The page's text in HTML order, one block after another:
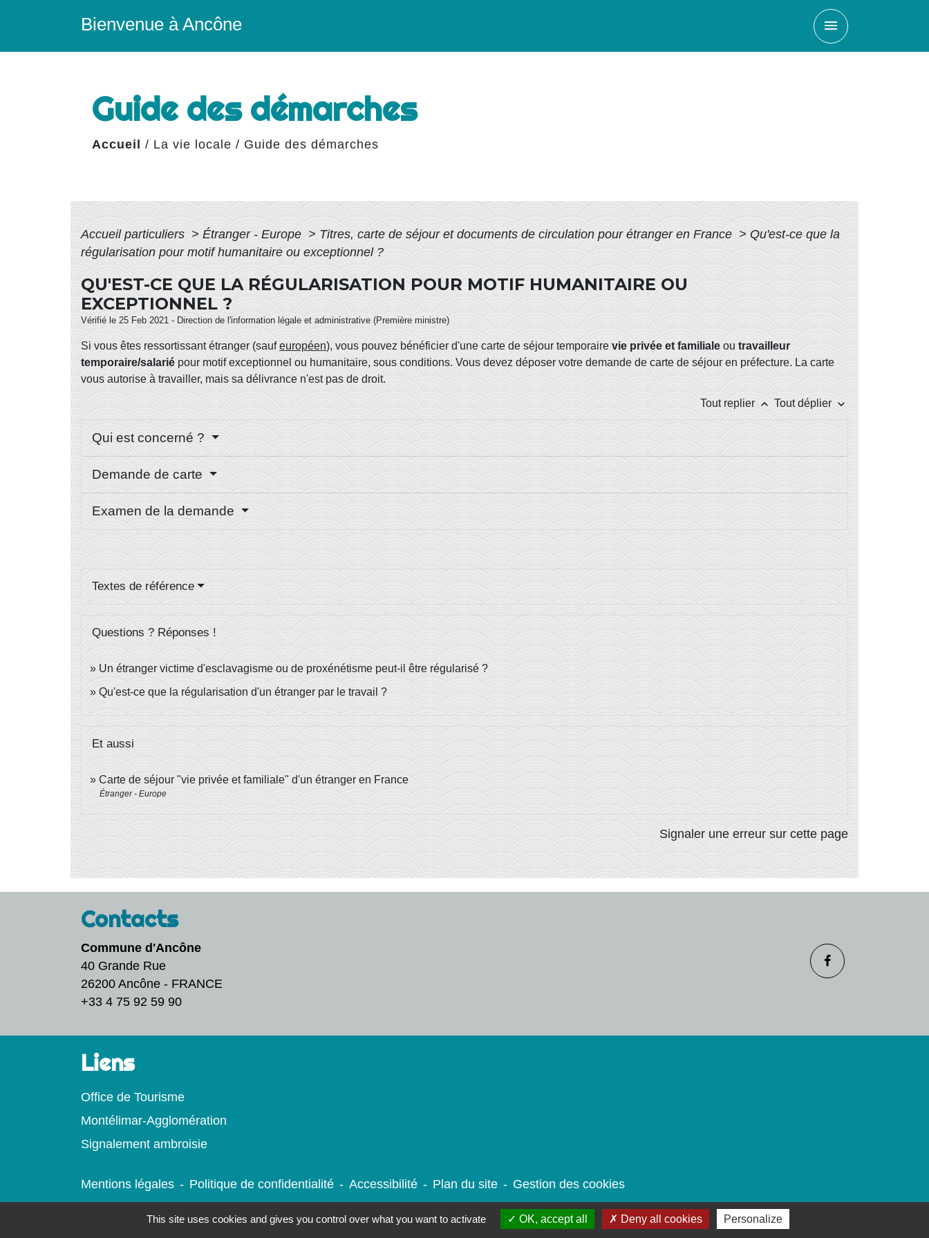
Bienvenue à Ancône menu
Guide des démarches
Accueil / La vie locale / Guide des démarches
Accueil particuliers > Étranger - Europe > Titres, carte de séjour et documents de circulation pour étranger en France > Qu'est-ce que la
régularisation pour motif humanitaire ou exceptionnel ?
QU'EST-CE QUE LA RÉGULARISATION POUR MOTIF HUMANITAIRE OU
EXCEPTIONNEL ?
Vérifié le 25 Feb 2021 - Direction de l'information légale et administrative (Première ministre)
Si vous êtes ressortissant étranger (saufeuropéen), vous pouvez bénéficier d'une carte de séjour temporaire vie privée et familiale ou travailleur
temporaire/salarié pour motif exceptionnel ou humanitaire, sous conditions. Vous devez déposer votre demande de carte de séjour en préfecture. La carte
vous autorise à travailler, mais sa délivrance n'est pas de droit.
Tout replier keyboard_arrow_up Tout déplier keyboard_arrow_down
Qui est concerné ?
Demande de carte
Examen de la demande
Textes de référence
Questions ? Réponses !
Un étranger victime d'esclavagisme ou de proxénétisme peut-il être régularisé ?
Qu'est-ce que la régularisation d'un étranger par le travail ?
Et aussi
Carte de séjour "vie privée et familiale" d'un étranger en France
Étranger - Europe
Signaler une erreur sur cette page
Contacts
Commune d'Ancône
40 Grande Rue
26200 Ancône - FRANCE
+33 4 75 92 59 90
Liens
Office de Tourisme
Montélimar-Agglomération
Signalement ambroisie
Mentions légales - Politique de confidentialité - Accessibilité - Plan du site - Gestion des cookies
Site créé en partenariat avec Réseau des Communes
This site uses cookies and gives you control over what you want to activate OK, accept all Deny all cookies Personalize